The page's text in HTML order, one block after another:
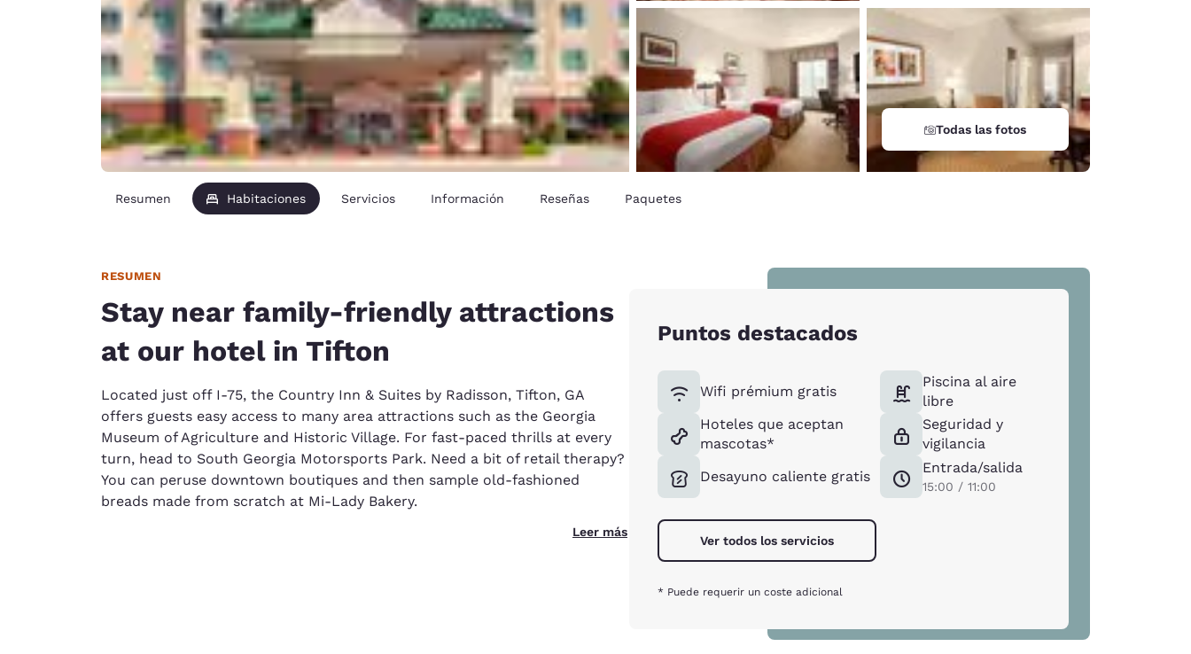
English Italiano English
United Kingdom
Asia-Pacífico
Australia
English
India
English
New Zealand
English
Todas las fotos
Resumen Habitaciones Servicios Información Reseñas Paquetes
RESUMEN
Stay near family-friendly attractions
at our hotel in Tifton
Located just off I-75, the Country Inn & Suites by Radisson, Tifton, GA
offers guests easy access to many area attractions such as the Georgia
Museum of Agriculture and Historic Village. For fast-paced thrills at every
turn, head to South Georgia Motorsports Park. Need a bit of retail therapy?
You can peruse downtown boutiques and then sample old-fashioned
breads made from scratch at Mi-Lady Bakery.
Leer más
Puntos destacados
Wifi prémium gratis
Hoteles que aceptan
mascotas*
Desayuno caliente gratis
Piscina al aire
libre
Seguridad y
vigilancia
Entrada/salida
15:00 / 11:00
Ver todos los servicios
* Puede requerir un coste adicional